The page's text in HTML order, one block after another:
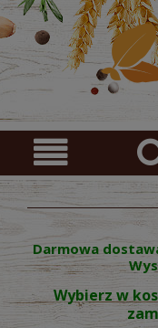
Darmowa
Wybierz w